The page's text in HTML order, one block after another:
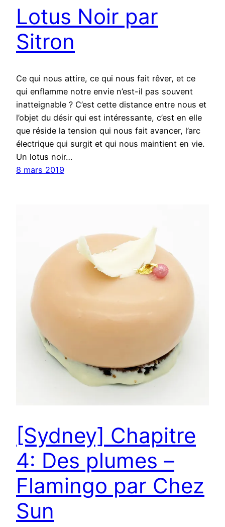
Lotus Noir par
Sitron
Ce qui nous attire, ce qui nous fait rêver, et ce
qui enflamme notre envie n’est-il pas souvent
inatteignable ? C’est cette distance entre nous et
l’objet du désir qui est intéressante, c’est en elle
que réside la tension qui nous fait avancer, l’arc
électrique qui surgit et qui nous maintient en vie.
Un lotus noir…
8 mars 2019
[Sydney] Chapitre
4: Des plumes –
Flamingo par Chez
Sun